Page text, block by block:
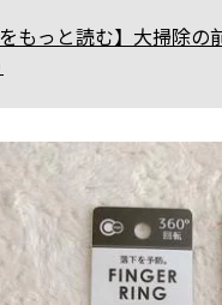
もっと読む】大掃除